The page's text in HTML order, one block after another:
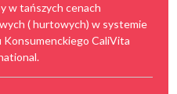
w tańszych cenach
( hurtowych) w systemie
Konsumenckiego CaliVita